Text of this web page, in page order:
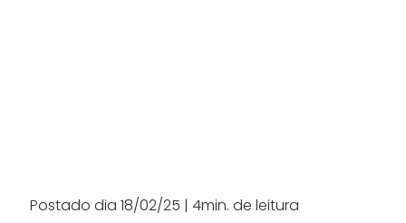
Postado dia 18/02/25 | 4min. de leitura